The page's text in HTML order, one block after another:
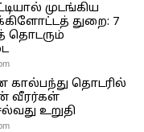
முடங்கிய
துறை: 7
தொடரும்
தொடரில்
வீரர்கள்
உறுதி